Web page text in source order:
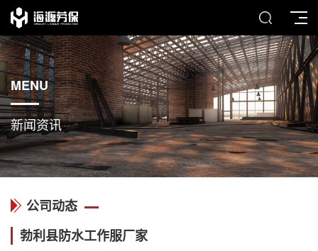
MENU
新闻资讯
公司动态
勃利县防水工作服厂家